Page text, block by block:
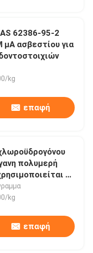
62386-95-2
μΑ ασβεστίου για
kg
επαφή
πολυμερή
ως
συμπληρώματα
ή
βιομηχανία
βιομηχανία
kg
επαφή